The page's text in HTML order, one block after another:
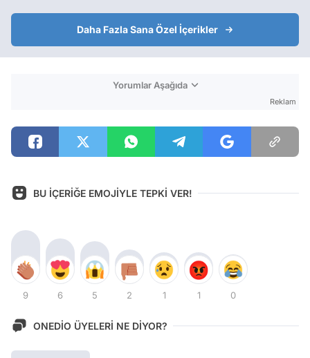
Daha Fazla Sana Özel İçerikler
Yorumlar Aşağıda
Reklam
BU İÇERİĞE EMOJİYLE TEPKİ VER!
9 6 5 2 1 1 0
ONEDİO ÜYELERİ NE DİYOR?